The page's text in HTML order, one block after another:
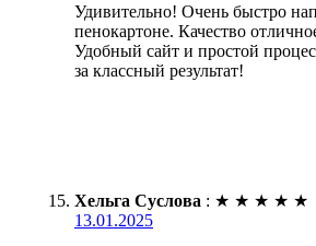
Удивительно! Очень быстро
пенокартоне. Качество
Удобный сайт и простой
за классный результат!
Хельга Суслова : ★ ★ ★ ★ ★
13.01.2025